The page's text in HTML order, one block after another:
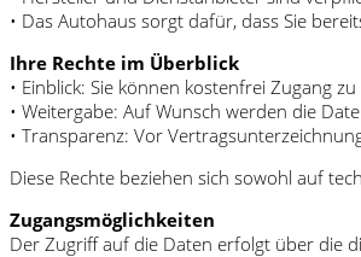
• Das Autohaus sorgt dafür, dass Sie
Ihre Rechte im Überblick
• Einblick: Sie können kostenfrei Zugang
• Weitergabe: Auf Wunsch werden die
• Transparenz: Vor
Diese Rechte beziehen sich sowohl auf
Zugangsmöglichkeiten
Der Zugriff auf die Daten erfolgt über die